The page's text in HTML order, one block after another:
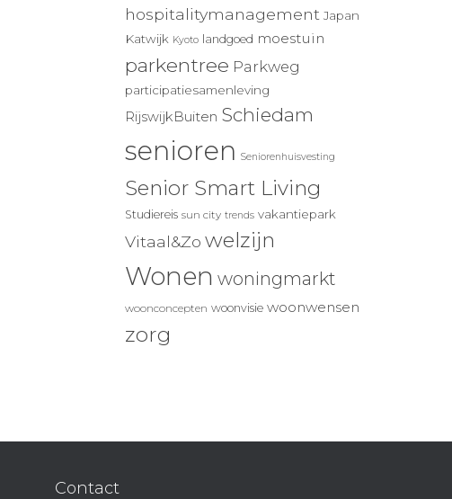
hospitalitymanagement Japan
Katwijk Kyoto landgoed moestuin
parkentree Parkweg
participatiesamenleving
RijswijkBuiten Schiedam
senioren Seniorenhuisvesting
Senior Smart Living
Studiereis sun city trends vakantiepark
Vitaal&Zo welzijn
Wonen woningmarkt
woonconcepten woonvisie woonwensen
zorg
Contact